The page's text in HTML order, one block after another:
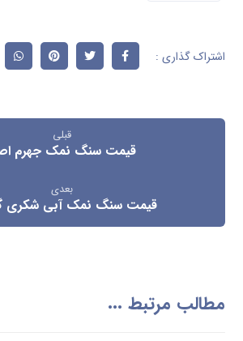
قبلی
قیمت سنگ نمک جهرم
بعدی
قیمت سنگ نمک آبی شکری
مطالب مرتبط ...